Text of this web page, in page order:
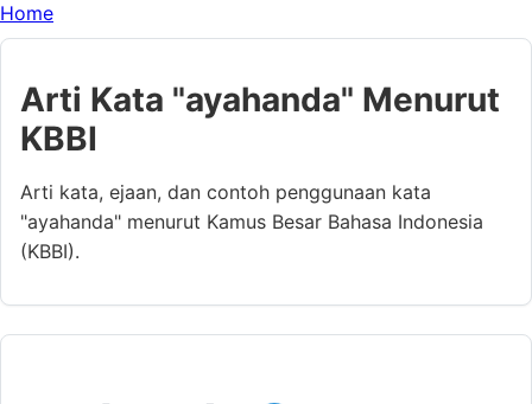
Home
Arti Kata "ayahanda" Menurut
KBBI
Arti kata, ejaan, dan contoh penggunaan kata
"ayahanda" menurut Kamus Besar Bahasa Indonesia
(KBBI).